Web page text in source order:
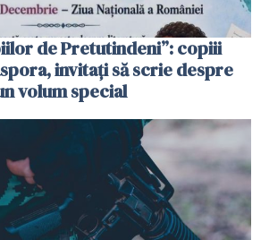
de Pretutindeni”: copiii
invitați să scrie despre
volum special